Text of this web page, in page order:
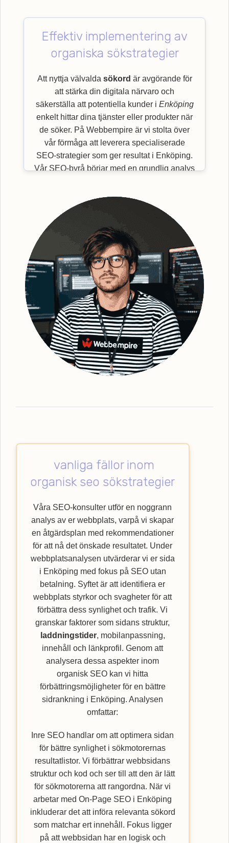
Effektiv implementering av
organiska sökstrategier
Att nyttja välvalda sökord är avgörande för
att stärka din digitala närvaro och
säkerställa att potentiella kunder i Enköping
enkelt hittar dina tjänster eller produkter när
de söker. På Webbempire är vi stolta över
vår förmåga att leverera specialiserade
SEO-strategier som ger resultat i Enköping.
Vår SEO-byrå börjar med en grundlig analys
effektiv implementering av organiska
sökstrategier, säkerställer vi en bättre
synlighet för din webbplats. Efter grundlig
analys och identifiering av strategiska
sökord, optimerar vi din webbplats - från
kopiering till struktur och metadata. Detta
gör att vi kan förbättra din webbplats ranking
och därmed också den övergripande
platsbaserade synligheten. Vi ser till att
erbjuda den mest effektivaorganiska SEO
tjänsten, oavsett vilka lösningar du behöver.
Webbempire optimerar er digitala
marknadsföring så att din verksamhet står
som ledande i SE-resultaten. Som en
med att lyfta din verksamhet till nya höjder
genom att nyttja vår specialistkompetens
inom SEO. Upptäck hur Webbempire kan
förbättra din webbplats ranking och nå ut till
en bredare kundkrets med vårSEO
vanliga fällor inom
organisk seo sökstrategier
Våra SEO-konsulter utför en noggrann
analys av er webbplats, varpå vi skapar
en åtgärdsplan med rekommendationer
för att nå det önskade resultatet. Under
webbplatsanalysen utvärderar vi er sida
i Enköping med fokus på SEO utan
betalning. Syftet är att identifiera er
webbplats styrkor och svagheter för att
förbättra dess synlighet och trafik. Vi
granskar faktorer som sidans struktur,
laddningstider, mobilanpassning,
innehåll och länkprofil. Genom att
analysera dessa aspekter inom
organisk SEO kan vi hitta
förbättringsmöjligheter för en bättre
sidrankning i Enköping. Analysen
omfattar:
Inre SEO handlar om att optimera sidan
för bättre synlighet i sökmotorernas
resultatlistor. Vi förbättrar webbsidans
struktur och kod och ser till att den är lätt
för sökmotorerna att rangordna. När vi
arbetar med On-Page SEO i Enköping
inkluderar det att införa relevanta sökord
som matchar ert innehåll. Fokus ligger
på att webbsidan har en logisk och